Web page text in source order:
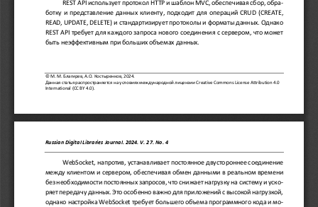
© М. М. Благирев, А.О. Костыренков, 2024.
Данная статья распространяется на условиях международной лицензии Creative Commons License Attribution 4.0
International (CC BY 4.0).
REST API использует протокол HTTP и шаблон MVC, обеспечивая сбор, обра-
ботку и представление данных клиенту, подходит для операций CRUD (CREATE,
READ, UPDATE, DELETE) и стандартизирует протоколы и форматы данных. Однако
REST API требует для каждого запроса нового соединения с сервером, что может
быть неэффективным при больших объемах данных.
Russian Digital Libraries Journal. 2024. V. 27. No. 4
WebSocket, напротив, устанавливает постоянное двустороннее соединение
между клиентом и сервером, обеспечивая обмен данными в реальном времени
без необходимости постоянных запросов, что снижает нагрузку на систему и уско-
ряет передачу данных. Это особенно важно для приложений с высокой нагрузкой,
однако настройка WebSocket требует большего объема программногокода и мо-